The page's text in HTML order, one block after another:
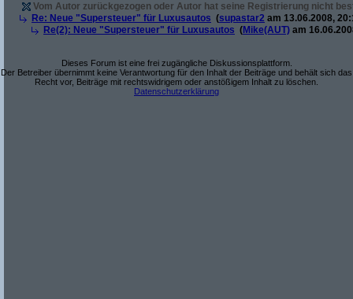
Vom Autor zurückgezogen oder Autor hat seine Registrierung nicht
Re: Neue "Supersteuer" für Luxusautos (supastar2 am 13.06.2008,
Re(2): Neue "Supersteuer" für Luxusautos (Mike(AUT) am
Dieses Forum ist eine frei zugängliche Diskussionsplattform.
Der Betreiber übernimmt keine Verantwortung für den Inhalt der Beiträge und behält sich das
Recht vor, Beiträge mit rechtswidrigem oder anstößigem Inhalt zu löschen.
Datenschutzerklärung